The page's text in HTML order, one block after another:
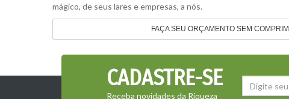
mágico, de seus lares e empresas, a nós.
FAÇA SEU ORÇAMENTO SEM
CADASTRE-SE
Receba novidades da Riqueza